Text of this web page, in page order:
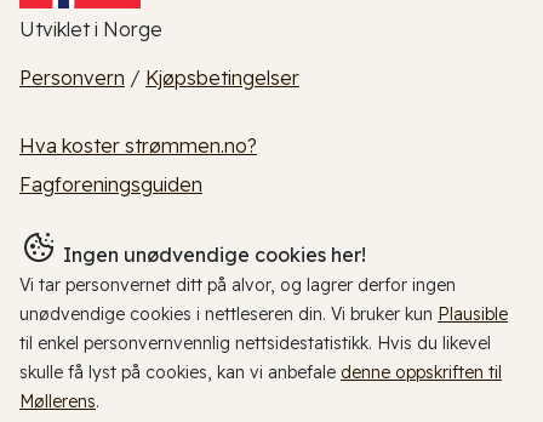
Utviklet i Norge
Personvern / Kjøpsbetingelser
Hva koster strømmen.no?
Fagforeningsguiden
Ingen unødvendige cookies her!
Vi tar personvernet ditt på alvor, og lagrer derfor ingen
unødvendige cookies i nettleseren din. Vi bruker kun Plausible
til enkel personvernvennlig nettsidestatistikk. Hvis du likevel
skulle få lyst på cookies, kan vi anbefale denne oppskriften til
Møllerens.